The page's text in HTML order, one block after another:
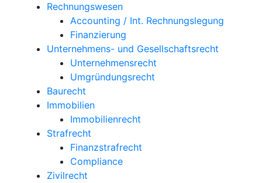
Rechnungswesen
Accounting / Int. Rechnungslegung
Finanzierung
Unternehmens- und Gesellschaftsrecht
Unternehmensrecht
Umgründungsrecht
Baurecht
Immobilien
Immobilienrecht
Strafrecht
Finanzstrafrecht
Compliance
Zivilrecht